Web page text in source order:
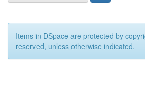
Items in DSpace are protected by
reserved, unless otherwise indicated.